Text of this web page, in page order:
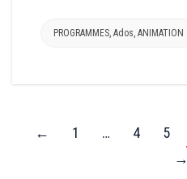
PROGRAMMES Ados ANIMATION
← 1 … 4 5
→